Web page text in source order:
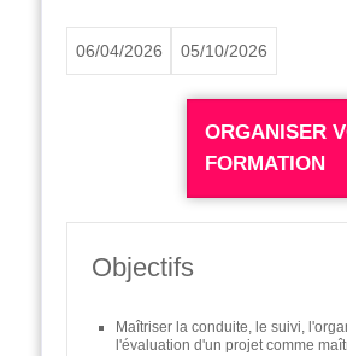
06/04/2026 05/10/2026
ORGANISER
FORMATION
Objectifs
Maîtriser la conduite, le suivi,
l'évaluation d'un projet comme